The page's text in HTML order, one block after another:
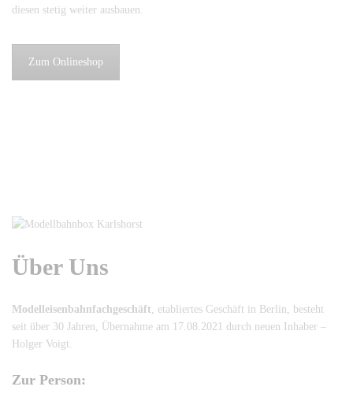
diesen stetig weiter ausbauen.
Zum Onlineshop
Über Uns
Modelleisenbahnfachgeschäft , etabliertes Geschäft in Berlin, besteht
seit über 30 Jahren, Übernahme am 17.08.2021 durch neuen Inhaber –
Holger Voigt.
Zur Person: